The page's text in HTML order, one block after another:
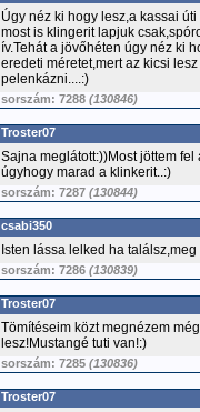
Úgy néz ki hogy lesz,a kassai
most is klingerit lapjuk
ív.Tehát a jövőhéten úgy néz ki
eredeti méretet,mert az kicsi
pelenkázni....:)
sorszám: 7288 (130846)
Troster07
Sajna meglátott:))Most jöttem
úgyhogy marad a klinkerit..:)
sorszám: 7287 (130844)
csabi350
Isten lássa lelked ha
sorszám: 7286 (130839)
Troster07
Tömítéseim közt megnézem
lesz!Mustangé tuti van!:)
sorszám: 7285 (130836)
Troster07